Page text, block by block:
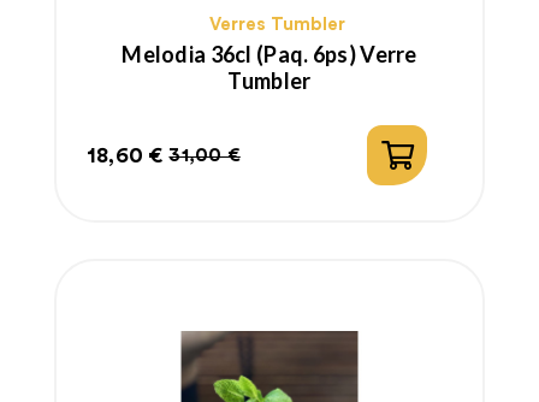
Verres Tumbler
Melodia 36cl (paq. 6ps) Verre
Tumbler
Prix
18,60 €
Prix
31,00 €